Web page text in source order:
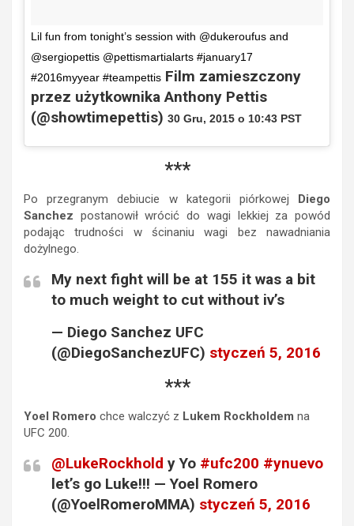
Lil fun from tonight’s session with @dukeroufus and
@sergiopettis @pettismartialarts #january17
#2016myyear #teampettis Film zamieszczony
przez użytkownika Anthony Pettis
(@showtimepettis) 30 Gru, 2015 o 10:43 PST
***
Po przegranym debiucie w kategorii piórkowej Diego
Sanchez postanowił wrócić do wagi lekkiej za powód
podając trudności w ścinaniu wagi bez nawadniania
dożylnego.
My next fight will be at 155 it was a bit
to much weight to cut without iv’s
— Diego Sanchez UFC
(@DiegoSanchezUFC) styczeń 5, 2016
***
Yoel Romero chce walczyć z Lukem Rockholdem na
UFC 200.
@LukeRockhold y Yo #ufc200 #ynuevo
let’s go Luke!!! — Yoel Romero
(@YoelRomeroMMA) styczeń 5, 2016